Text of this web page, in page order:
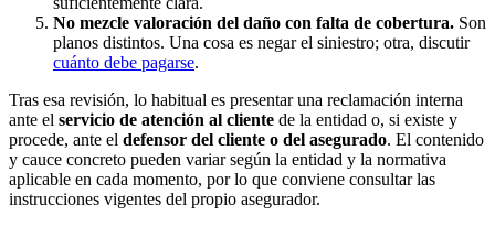
No mezcle valoración del daño con falta de cobertura. Son
planos distintos. Una cosa es negar el siniestro; otra, discutir
cuánto debe pagarse.
Tras esa revisión, lo habitual es presentar una reclamación interna
ante el servicio de atención al cliente de la entidad o, si existe y
procede, ante el defensor del cliente o del asegurado. El contenido
y cauce concreto pueden variar según la entidad y la normativa
aplicable en cada momento, por lo que conviene consultar las
instrucciones vigentes del propio asegurador.